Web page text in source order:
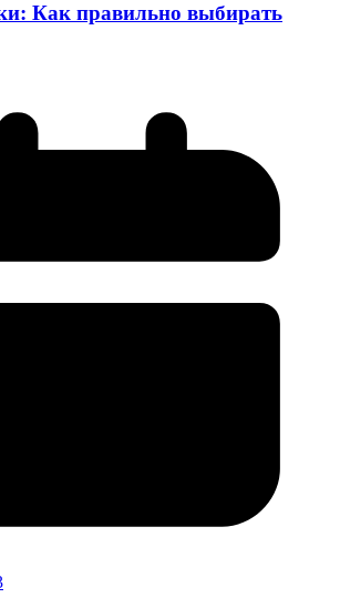
Как правильно выбирать